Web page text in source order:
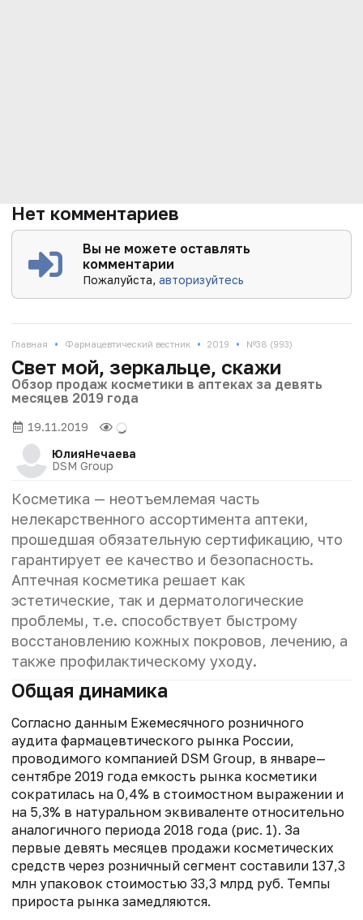
Нет комментариев
Вы не можете оставлять
комментарии
Пожалуйста,авторизуйтесь
Главная • Фармацевтический вестник • 2019 • №38 (993)
Свет мой, зеркальце, скажи
Обзор продаж косметики в аптеках за девять
месяцев 2019 года
19.11.2019
ЮлияНечаева
DSM Group
Косметика — неотъемлемая часть
нелекарственного ассортимента аптеки,
прошедшая обязательную сертификацию, что
гарантирует ее качество и безопасность.
Аптечная косметика решает как
эстетические, так и дерматологические
проблемы, т.е. способствует быстрому
восстановлению кожных покровов, лечению, а
также профилактическому уходу.
Общая динамика
Согласно данным Ежемесячного розничного
аудита фармацевтического рынка России,
проводимого компанией DSM Group, в январе—
сентябре 2019 года емкость рынка косметики
сократилась на 0,4% в стоимостном выражении и
на 5,3% в натуральном эквиваленте относительно
аналогичного периода 2018 года (рис. 1). За
первые девять месяцев продажи косметических
средств через розничный сегмент составили 137,3
млн упаковок стоимостью 33,3 млрд руб. Темпы
прироста рынка замедляются.